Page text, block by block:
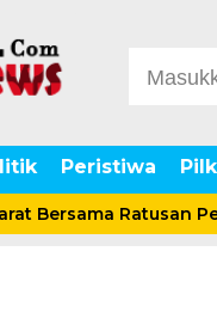
Peristiwa
Ratusan